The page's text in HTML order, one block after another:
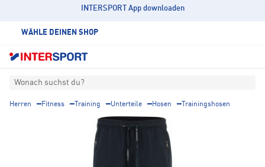
INTERSPORT App downloaden
WÄHLE DEINEN SHOP
Wonach suchst du?
Herren Fitness Training Unterteile Hosen Trainingshosen